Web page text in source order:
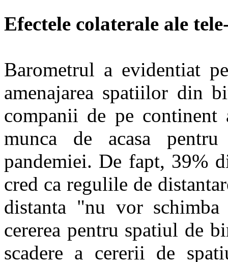
Efectele colaterale ale
Barometrul a evidentiat
amenajarea spatiilor din
companii de pe
munca de acasa
pandemiei. De fapt, 39%
cred ca regulile de
distanta "nu vor schimba
cererea pentru spatiul de
scadere a cererii de